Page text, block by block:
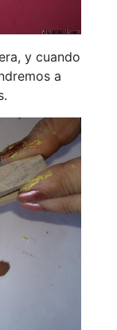
y cuando
a